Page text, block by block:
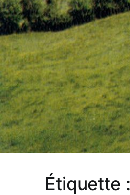
Étiquette :